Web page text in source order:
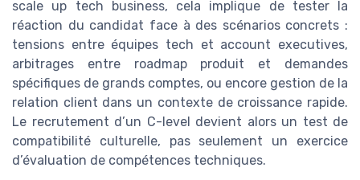
scale up tech business, cela implique de tester la
réaction du candidat face à des scénarios concrets :
tensions entre équipes tech et account executives,
arbitrages entre roadmap produit et demandes
spécifiques de grands comptes, ou encore gestion de la
relation client dans un contexte de croissance rapide.
Le recrutement d’un C-level devient alors un test de
compatibilité culturelle, pas seulement un exercice
d’évaluation de compétences techniques.